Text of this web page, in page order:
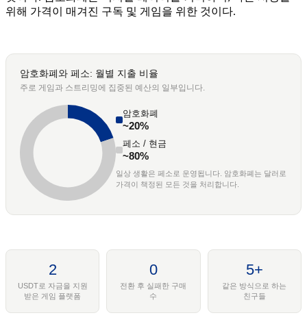
위해 가격이 매겨진 구독 및 게임을 위한 것이다.
암호화폐와 페소: 월별 지출 비율
주로 게임과 스트리밍에 집중된 예산의 일부입니다.
암호화폐
~20%
페소 / 현금
~80%
일상 생활은 페소로 운영됩니다. 암호화폐는 달러로
가격이 책정된 모든 것을 처리합니다.
2
USDT로 자금을 지원
받은 게임 플랫폼
0
전환 후 실패한 구매
수
5+
같은 방식으로 하는
친구들